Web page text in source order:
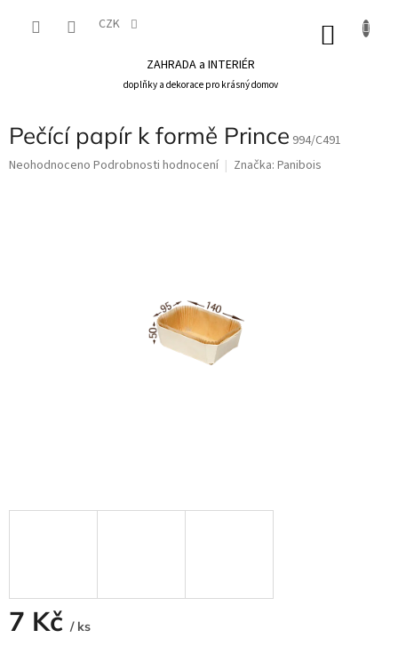
CZK
ZAHRADA a INTERIÉR
doplňky a dekorace pro krásný domov
Pečící papír k formě Prince 994/C491
Průměrné
Neohodnoceno Podrobnosti hodnocení Značka: Panibois
7 Kč / ks